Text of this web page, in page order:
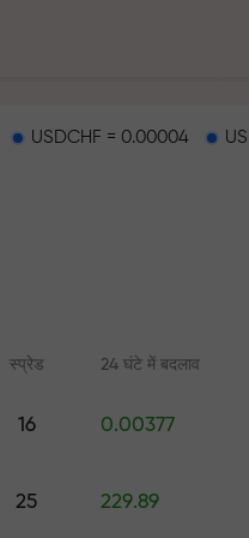
USDCHF = 0.00004
स्प्रेड 24 घंटे में बदलाव
16 0.00377
25 229.89
फॉरेक्स, क्रिप्टो और फ्यूचर्स